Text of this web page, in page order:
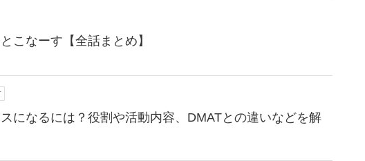
こなーす【全話まとめ】
になるには？役割や活動内容、DMATとの違いなどを解